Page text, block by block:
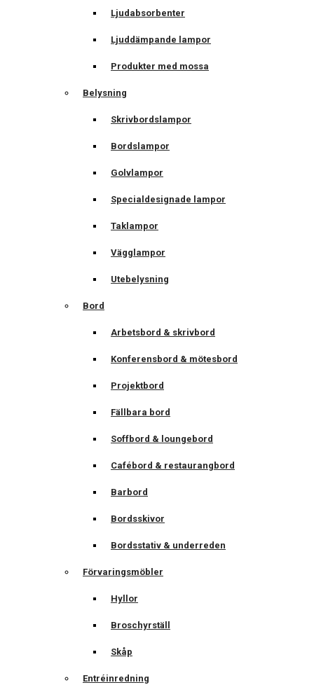
Ljudabsorbenter
Ljuddämpande lampor
Produkter med mossa
Belysning
Skrivbordslampor
Bordslampor
Golvlampor
Specialdesignade lampor
Taklampor
Vägglampor
Utebelysning
Bord
Arbetsbord & skrivbord
Konferensbord & mötesbord
Projektbord
Fällbara bord
Soffbord & loungebord
Cafébord & restaurangbord
Barbord
Bordsskivor
Bordsstativ & underreden
Förvaringsmöbler
Hyllor
Broschyrställ
Skåp
Entréinredning